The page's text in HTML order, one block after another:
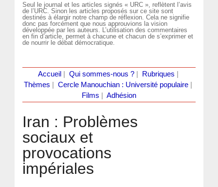
Seul le journal et les articles signés « URC », reflètent l’avis
de l’URC. Sinon les articles proposés sur ce site sont
destinés à élargir notre champ de réflexion. Cela ne signifie
donc pas forcément que nous approuvions la vision
développée par les auteurs. L’utilisation des commentaires
en fin d’article, permet à chacune et chacun de s’exprimer et
de nourrir le débat démocratique.
Accueil Qui sommes-nous ?| Rubriques
Thèmes
Cercle Manouchian : Université populaire
Films
Adhésion
Iran : Problèmes
sociaux et
provocations
impériales